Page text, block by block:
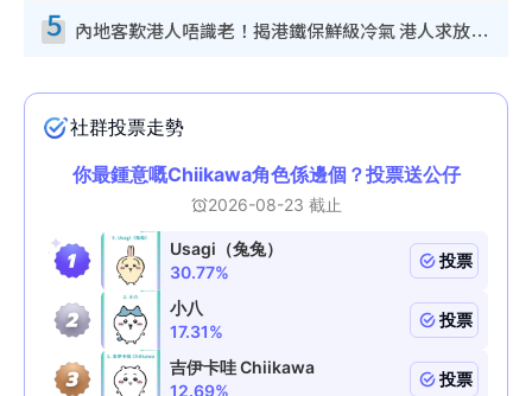
5 內地客歎港人唔識老！揭港鐵保鮮級冷氣 港人求放過：咪投訴